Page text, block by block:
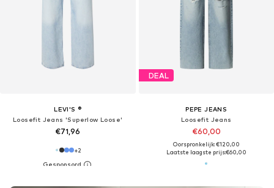
LEVI'S ®
Loosefit Jeans 'Superlow Loose'
€71,96
+2
DEAL
PEPE JEANS
Loosefit Jeans
€60,00
Oorspronkelijk: €120,00
Laatste laagste prijs:€60,00